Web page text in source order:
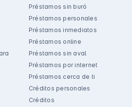
Préstamos sin buró
Préstamos personales
Préstamos inmediatos
Préstamos online
Préstamos sin aval
Préstamos por internet
Préstamos cerca de ti
Créditos personales
Créditos